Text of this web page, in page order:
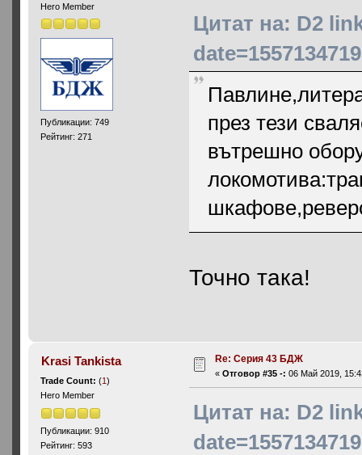
Hero Member
Публикации: 749
Рейтинг: 271
Цитат на: D2
date=1557134719
през тези
вътрешно
Точно така!
Krasi Tankista
Trade Count:(1)
Hero Member
Публикации: 910
Рейтинг: 593
Re: Серия 43 БДЖ
«Отговор #35 -: 06 Май 2019,
Цитат на: D2
date=1557134719